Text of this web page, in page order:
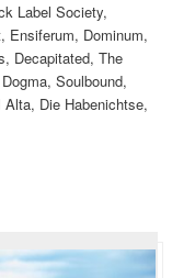
Label Society,
Ensiferum, Dominum,
Decapitated, The
Soulbound,
Die Habenichtse,